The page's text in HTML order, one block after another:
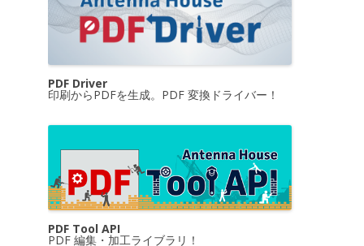
PDF Driver
印刷からPDFを生成。PDF 変換ドライバー！
PDF Tool API
PDF 編集・加工ライブラリ！